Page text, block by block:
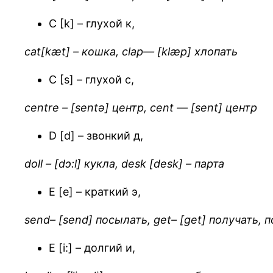
С [k] – глухой к,
cat[kæt] – кошка, clap— [klæp] хлопать
С [s] – глухой с,
centre – [sentə] центр, cent — [sent] центр
D [d] – звонкий д,
doll – [dɔ:l] кукла, desk [desk] – парта
E [e] – краткий э,
send– [send] посылать, get– [get] получать,
E [i:] – долгий и,